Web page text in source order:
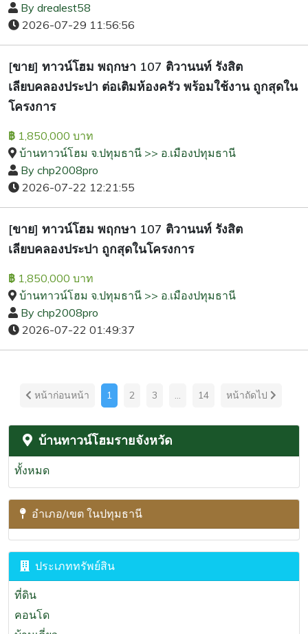
By drealest58
2026-07-29 11:56:56
[ขาย] ทาวน์โฮม พฤกษา 107 ติวานนท์ รังสิต
เลียบคลองประปา ต่อเติมห้องครัว พร้อมใช้งาน ถูกสุดใน
โครงการ
฿ 1,850,000 บาท
บ้านทาวน์โฮม จ.ปทุมธานี >> อ.เมืองปทุมธานี
By chp2008pro
2026-07-22 12:21:55
[ขาย] ทาวน์โฮม พฤกษา 107 ติวานนท์ รังสิต
เลียบคลองประปา ถูกสุดในโครงการ
฿ 1,850,000 บาท
บ้านทาวน์โฮม จ.ปทุมธานี >> อ.เมืองปทุมธานี
By chp2008pro
2026-07-22 01:49:37
หน้าก่อนหน้า 1 2 3 ... 14 หน้าถัดไป
บ้านทาวน์โฮมรายจังหวัด
ทั้งหมด
อำเภอ/เขต ในปทุมธานี
ประเภททรัพย์สิน
ที่ดิน
คอนโด